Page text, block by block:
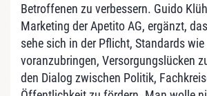
Betroffenen zu verbessern. Guido
Marketing der Apetito AG, ergänzt,
sehe sich in der Pflicht, Standards wie
voranzubringen, Versorgungslücken
den Dialog zwischen Politik,